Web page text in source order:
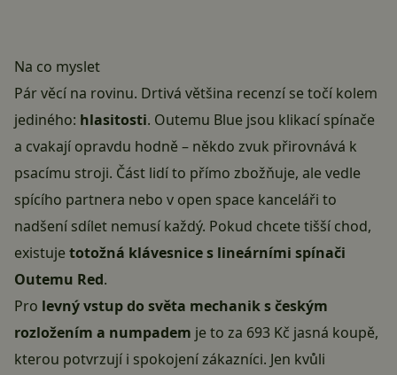
Na co myslet
Pár věcí na rovinu. Drtivá většina recenzí se točí kolem
jediného: hlasitosti. Outemu Blue jsou klikací spínače
a cvakají opravdu hodně – někdo zvuk přirovnává k
psacímu stroji. Část lidí to přímo zbožňuje, ale vedle
spícího partnera nebo v open space kanceláři to
nadšení sdílet nemusí každý. Pokud chcete tišší chod,
existujetotožná klávesnice s lineárními spínači
Outemu Red.
Pro levný vstup do světa mechanik s českým
rozložením a numpadem je to za 693 Kč jasná koupě,
kterou potvrzují i spokojení zákazníci. Jen kvůli